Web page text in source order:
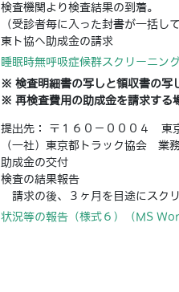
検査機関より検査結果の到着。
（受診者毎に入った封書が一括し
東ト協へ助成金の請求
睡眠時無呼吸症候群スクリーニン
※ 検査明細書の写しと領収書の写
※ 再検査費用の助成金を請求する
提出先： 〒１６０－０００４ 東
（一社）東京都トラック協会 業
助成金の交付
検査の結果報告
請求の後、３ヶ月を目途にスク
状況等の報告（様式６）（MS